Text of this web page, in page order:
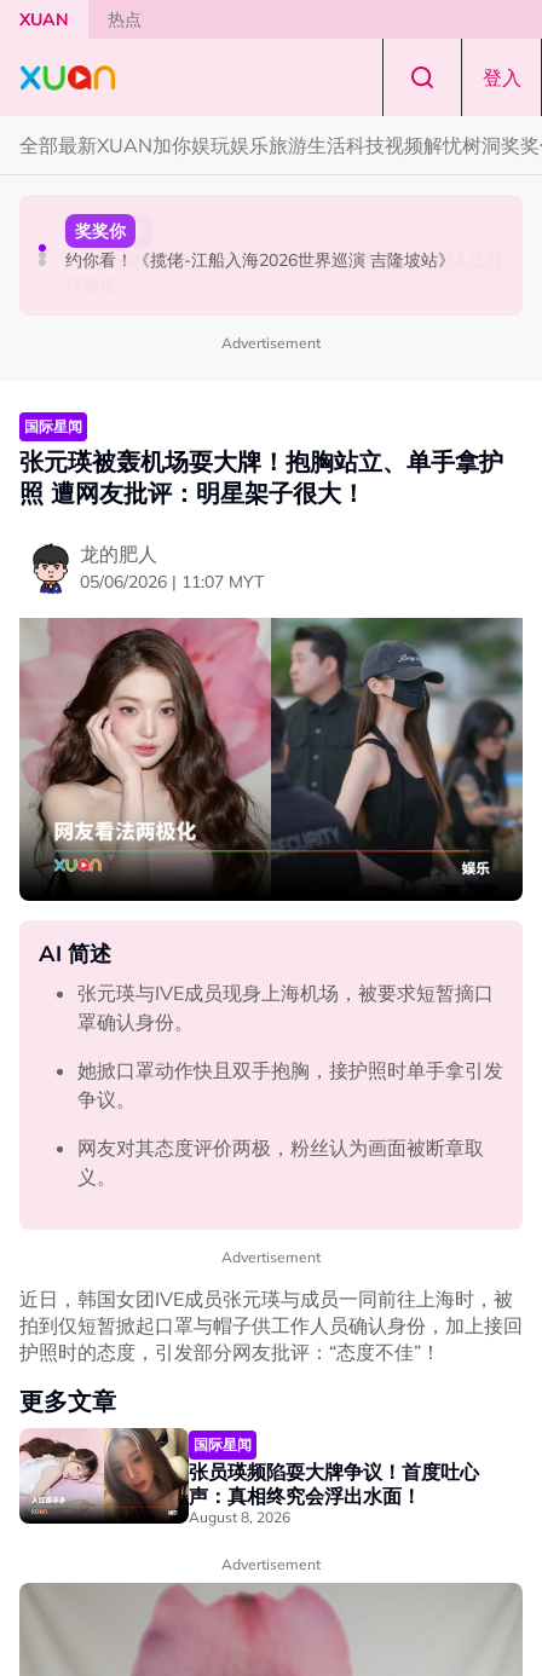
Skip to main content
XUAN 热点
登入
全部最新XUAN加你娱玩娱乐旅游生活科技视频解忧树洞奖
本地星闻
MandoWave Festival 强势登陆吉隆坡！8组嘉宾轮番登场
国际星闻
PLEDIS娱乐官宣！SEVENTEEN 珉奎、胜宽、DINO入伍日
奖奖你
约你看！《揽佬-江船入海2026世界巡演 吉隆坡站》
Advertisement
国际星闻
张元瑛被轰机场耍大牌！抱胸站立、单手拿护
照 遭网友批评：明星架子很大！
龙的肥人
05/06/2026 | 11:07 MYT
AI 简述
张元瑛与IVE成员现身上海机场，被要求短暂摘口
罩确认身份。
她掀口罩动作快且双手抱胸，接护照时单手拿引发
争议。
网友对其态度评价两极，粉丝认为画面被断章取
义。
Advertisement
近日，韩国女团IVE成员张元瑛与成员一同前往上海时，被
拍到仅短暂掀起口罩与帽子供工作人员确认身份，加上接回
护照时的态度，引发部分网友批评：“态度不佳”！
更多文章
国际星闻
张员瑛频陷耍大牌争议！首度吐心
声：真相终究会浮出水面！
August 8, 2026
Advertisement